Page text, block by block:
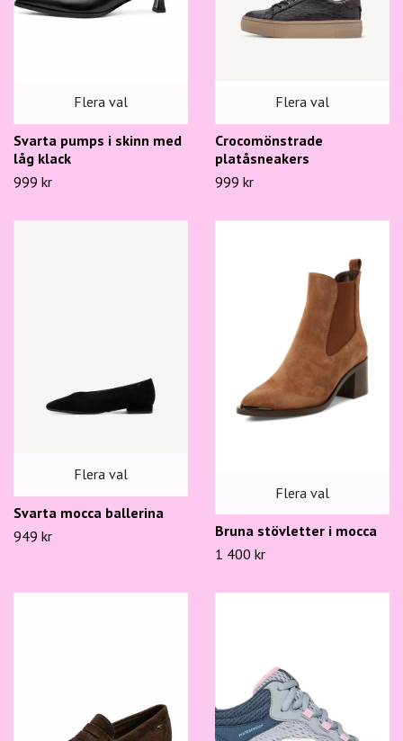
Flera val
Svarta pumps i skinn med
låg klack
999 kr
Flera val
Crocomönstrade
platåsneakers
999 kr
Flera val
Svarta mocca ballerina
949 kr
Flera val
Bruna stövletter i mocca
1 400 kr